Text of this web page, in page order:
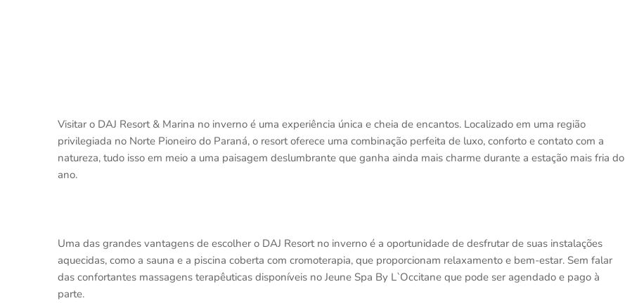
Visitar o DAJ Resort & Marina no inverno é uma experiência única e cheia de encantos. Localizado em uma região
privilegiada no Norte Pioneiro do Paraná, o resort oferece uma combinação perfeita de luxo, conforto e contato com a
natureza, tudo isso em meio a uma paisagem deslumbrante que ganha ainda mais charme durante a estação mais fria do
ano.
Uma das grandes vantagens de escolher o DAJ Resort no inverno é a oportunidade de desfrutar de suas instalações
aquecidas, como a sauna e a piscina coberta com cromoterapia, que proporcionam relaxamento e bem-estar. Sem falar
das confortantes massagens terapêuticas disponíveis no Jeune Spa By L`Occitane que pode ser agendado e pago à
parte.